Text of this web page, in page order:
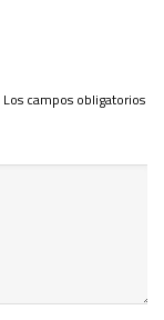
Los campos obligatorios